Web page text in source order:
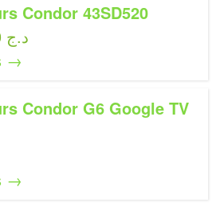
Condor 43SD520
52,000.00 د.ج
→
Condor G6 Google TV
→